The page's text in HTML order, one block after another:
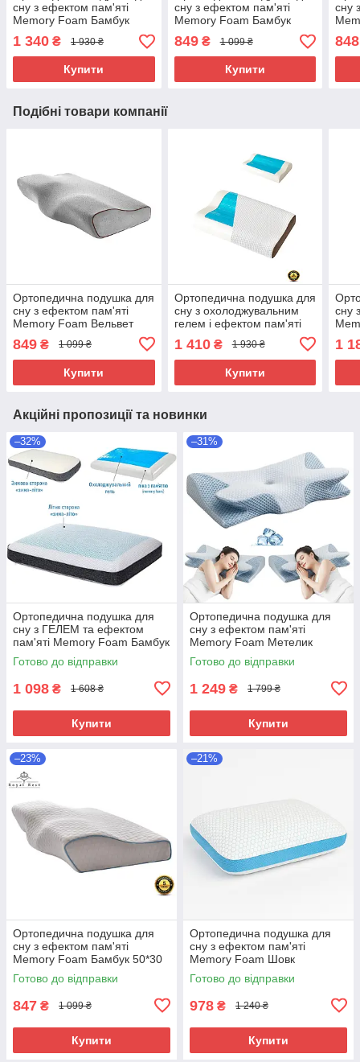
сну з ефектом пам'яті
Memory Foam Бамбук
ортопедична подушка
1 340 ₴ 1 930 ₴
Купити
сну з ефектом пам'яті
Memory Foam Бамбук
Ортопедична подушка під
голову
849₴ 1 099 ₴
Купити
сну
848
Подібні товари компанії
Ортопедична подушка для
сну з ефектом пам'яті
Memory Foam Вельвет
подушка під голову
849 ₴ 1 099 ₴
Купити
Ортопедична подушка для
сну з охолоджувальним
гелем і ефектом пам'яті
Memory Foam 60x40 см
Ергономічна подушка для
сну
1 410₴ 1 930 ₴
Купити
сну
1
Акційні пропозиції та новинки
–32%
Ортопедична подушка для
сну з ГЕЛЕМ та ефектом
пам'яті Memory Foam Бамбук
50х30х10 см Подушка ЗИМА
- ЛІТО
Готово до відправки
1 098 ₴ 1 608 ₴
Купити
–31%
Ортопедична подушка для
сну з ефектом пам'яті
Memory Foam Метелик
Крижаний шовк 64х35 см
Анатомічна
Готово до відправки
1 249 ₴ 1 799 ₴
Купити
–23%
Ортопедична подушка для
сну з ефектом пам'яті
Memory Foam Бамбук 50*30
см М'яка ортопедична
подушка
Готово до відправки
847 ₴ 1 099 ₴
Купити
–21%
Ортопедична подушка для
сну з ефектом пам'яті
Memory Foam Шовк
50х30х10 см Подушка
анатомічна
Готово до відправки
978 ₴ 1 240 ₴
Купити